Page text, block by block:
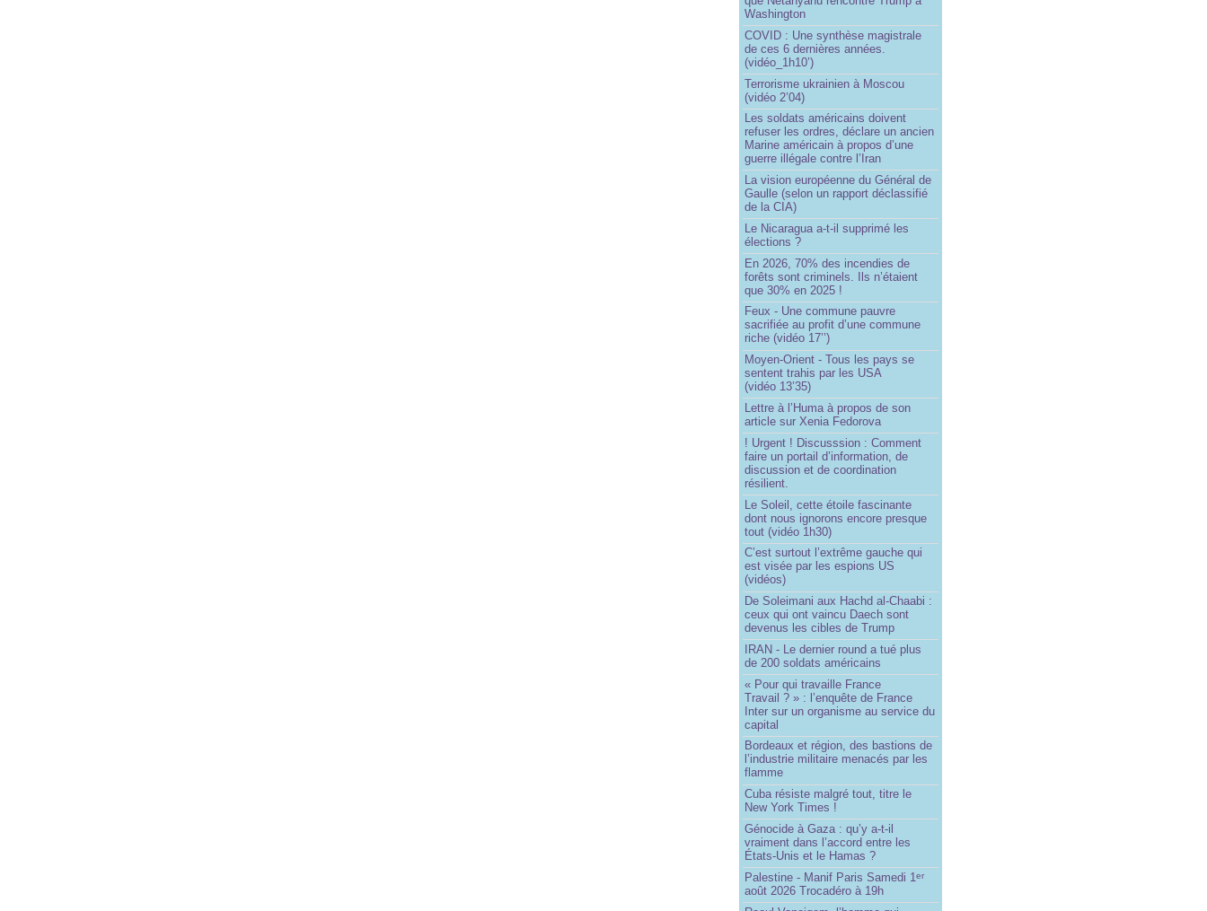
Washington
COVID : Une synthèse magistrale
de ces 6 dernières années.
(vidéo_1h10’)
Terrorisme ukrainien à Moscou
(vidéo 2’04)
Les soldats américains doivent
refuser les ordres, déclare un ancien
Marine américain à propos d’une
guerre illégale contre l’Iran
La vision européenne du Général de
Gaulle (selon un rapport déclassifié
de la CIA)
Le Nicaragua a-t-il supprimé les
élections ?
En 2026, 70% des incendies de
forêts sont criminels. Ils n’étaient
que 30% en 2025 !
Feux - Une commune pauvre
sacrifiée au profit d’une commune
riche (vidéo 17’’)
Moyen-Orient - Tous les pays se
sentent trahis par les USA
(vidéo 13’35)
Lettre à l’Huma à propos de son
article sur Xenia Fedorova
! Urgent ! Discusssion : Comment
faire un portail d’information, de
discussion et de coordination
résilient.
Le Soleil, cette étoile fascinante
dont nous ignorons encore presque
tout (vidéo 1h30)
C’est surtout l’extrême gauche qui
est visée par les espions US
(vidéos)
De Soleimani aux Hachd al‑Chaabi :
ceux qui ont vaincu Daech sont
devenus les cibles de Trump
IRAN - Le dernier round a tué plus
de 200 soldats américains
« Pour qui travaille France
Travail ? » : l’enquête de France
Inter sur un organisme au service du
capital
Bordeaux et région, des bastions de
l’industrie militaire menacés par les
flamme
Cuba résiste malgré tout, titre le
New York Times !
Génocide à Gaza : qu’y a-t-il
vraiment dans l’accord entre les
États-Unis et le Hamas ?
Palestine - Manif Paris Samedi 1er
août 2026 Trocadéro à 19h